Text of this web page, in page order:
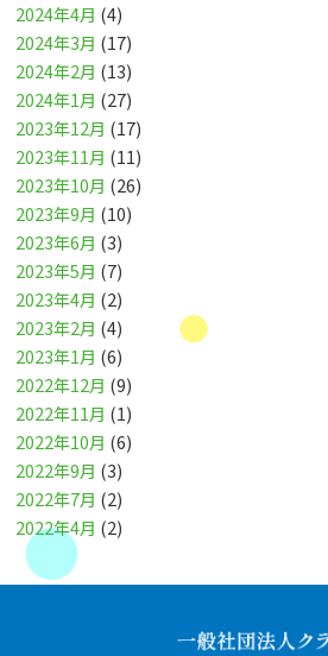
2024年4月 (4)
2024年3月 (17)
2024年2月 (13)
2024年1月 (27)
2023年12月 (17)
2023年11月 (11)
2023年10月 (26)
2023年9月 (10)
2023年6月 (3)
2023年5月 (7)
2023年4月 (2)
2023年2月 (4)
2023年1月 (6)
2022年12月 (9)
2022年11月 (1)
2022年10月 (6)
2022年9月 (3)
2022年7月 (2)
2022年4月 (2)